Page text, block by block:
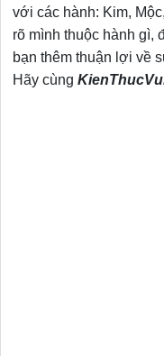
với các hành: Kim,
rõ mình thuộc hành gì,
bạn thêm thuận lợi về
Hãy cùng